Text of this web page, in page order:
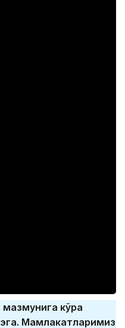
кўра
Мамлакатларимиз